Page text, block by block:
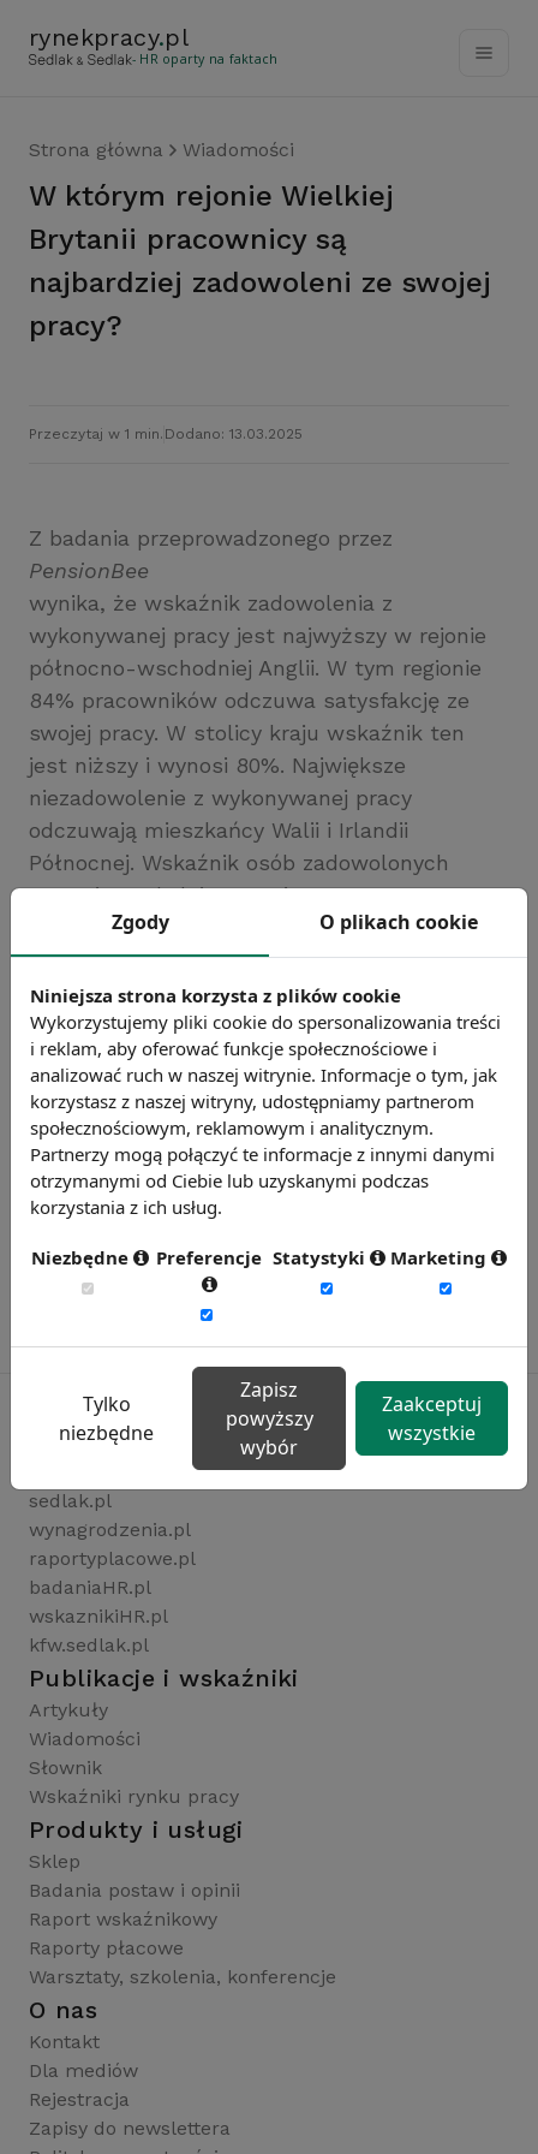
rynekpracy.pl
- HR oparty na faktach
Strona główna Wiadomości
W którym rejonie Wielkiej
Brytanii pracownicy są
najbardziej zadowoleni ze swojej
pracy?
Przeczytaj w 1 min. Dodano: 13.03.2025
Z badania przeprowadzonego przez
PensionBee
wynika, że wskaźnik zadowolenia z
wykonywanej pracy jest najwyższy w rejonie
północno-wschodniej Anglii. W tym regionie
84% pracowników odczuwa satysfakcję ze
swojej pracy. W stolicy kraju wskaźnik ten
jest niższy i wynosi 80%. Największe
niezadowolenie z wykonywanej pracy
odczuwają mieszkańcy Walii i Irlandii
Północnej. Wskaźnik osób zadowolonych
wynosi tam kolejno 16% i 17%.
Źródło: https://www.polishexpress.co.uk
Zobacz więcej wiadomości
Rynekpracy.pl
sedlak.pl
wynagrodzenia.pl
raportyplacowe.pl
badaniaHR.pl
wskaznikiHR.pl
kfw.sedlak.pl
Publikacje i wskaźniki
Artykuły
Wiadomości
Słownik
Wskaźniki rynku pracy
Produkty i usługi
Sklep
Badania postaw i opinii
Raport wskaźnikowy
Raporty płacowe
Warsztaty, szkolenia, konferencje
O nas
Kontakt
Dla mediów
Rejestracja
Zapisy do newslettera
Zgody O plikach cookie
Niniejsza strona korzysta z plików cookie
Wykorzystujemy pliki cookie do spersonalizowania treści
i reklam, aby oferować funkcje społecznościowe i
analizować ruch w naszej witrynie. Informacje o tym, jak
korzystasz z naszej witryny, udostępniamy partnerom
społecznościowym, reklamowym i analitycznym.
Partnerzy mogą połączyć te informacje z innymi danymi
otrzymanymi od Ciebie lub uzyskanymi podczas
korzystania z ich usług.
Niezbędne Preferencje Statystyki Marketing
Tylko
niezbędne
Zapisz
powyższy
wybór
Zaakceptuj
wszystkie